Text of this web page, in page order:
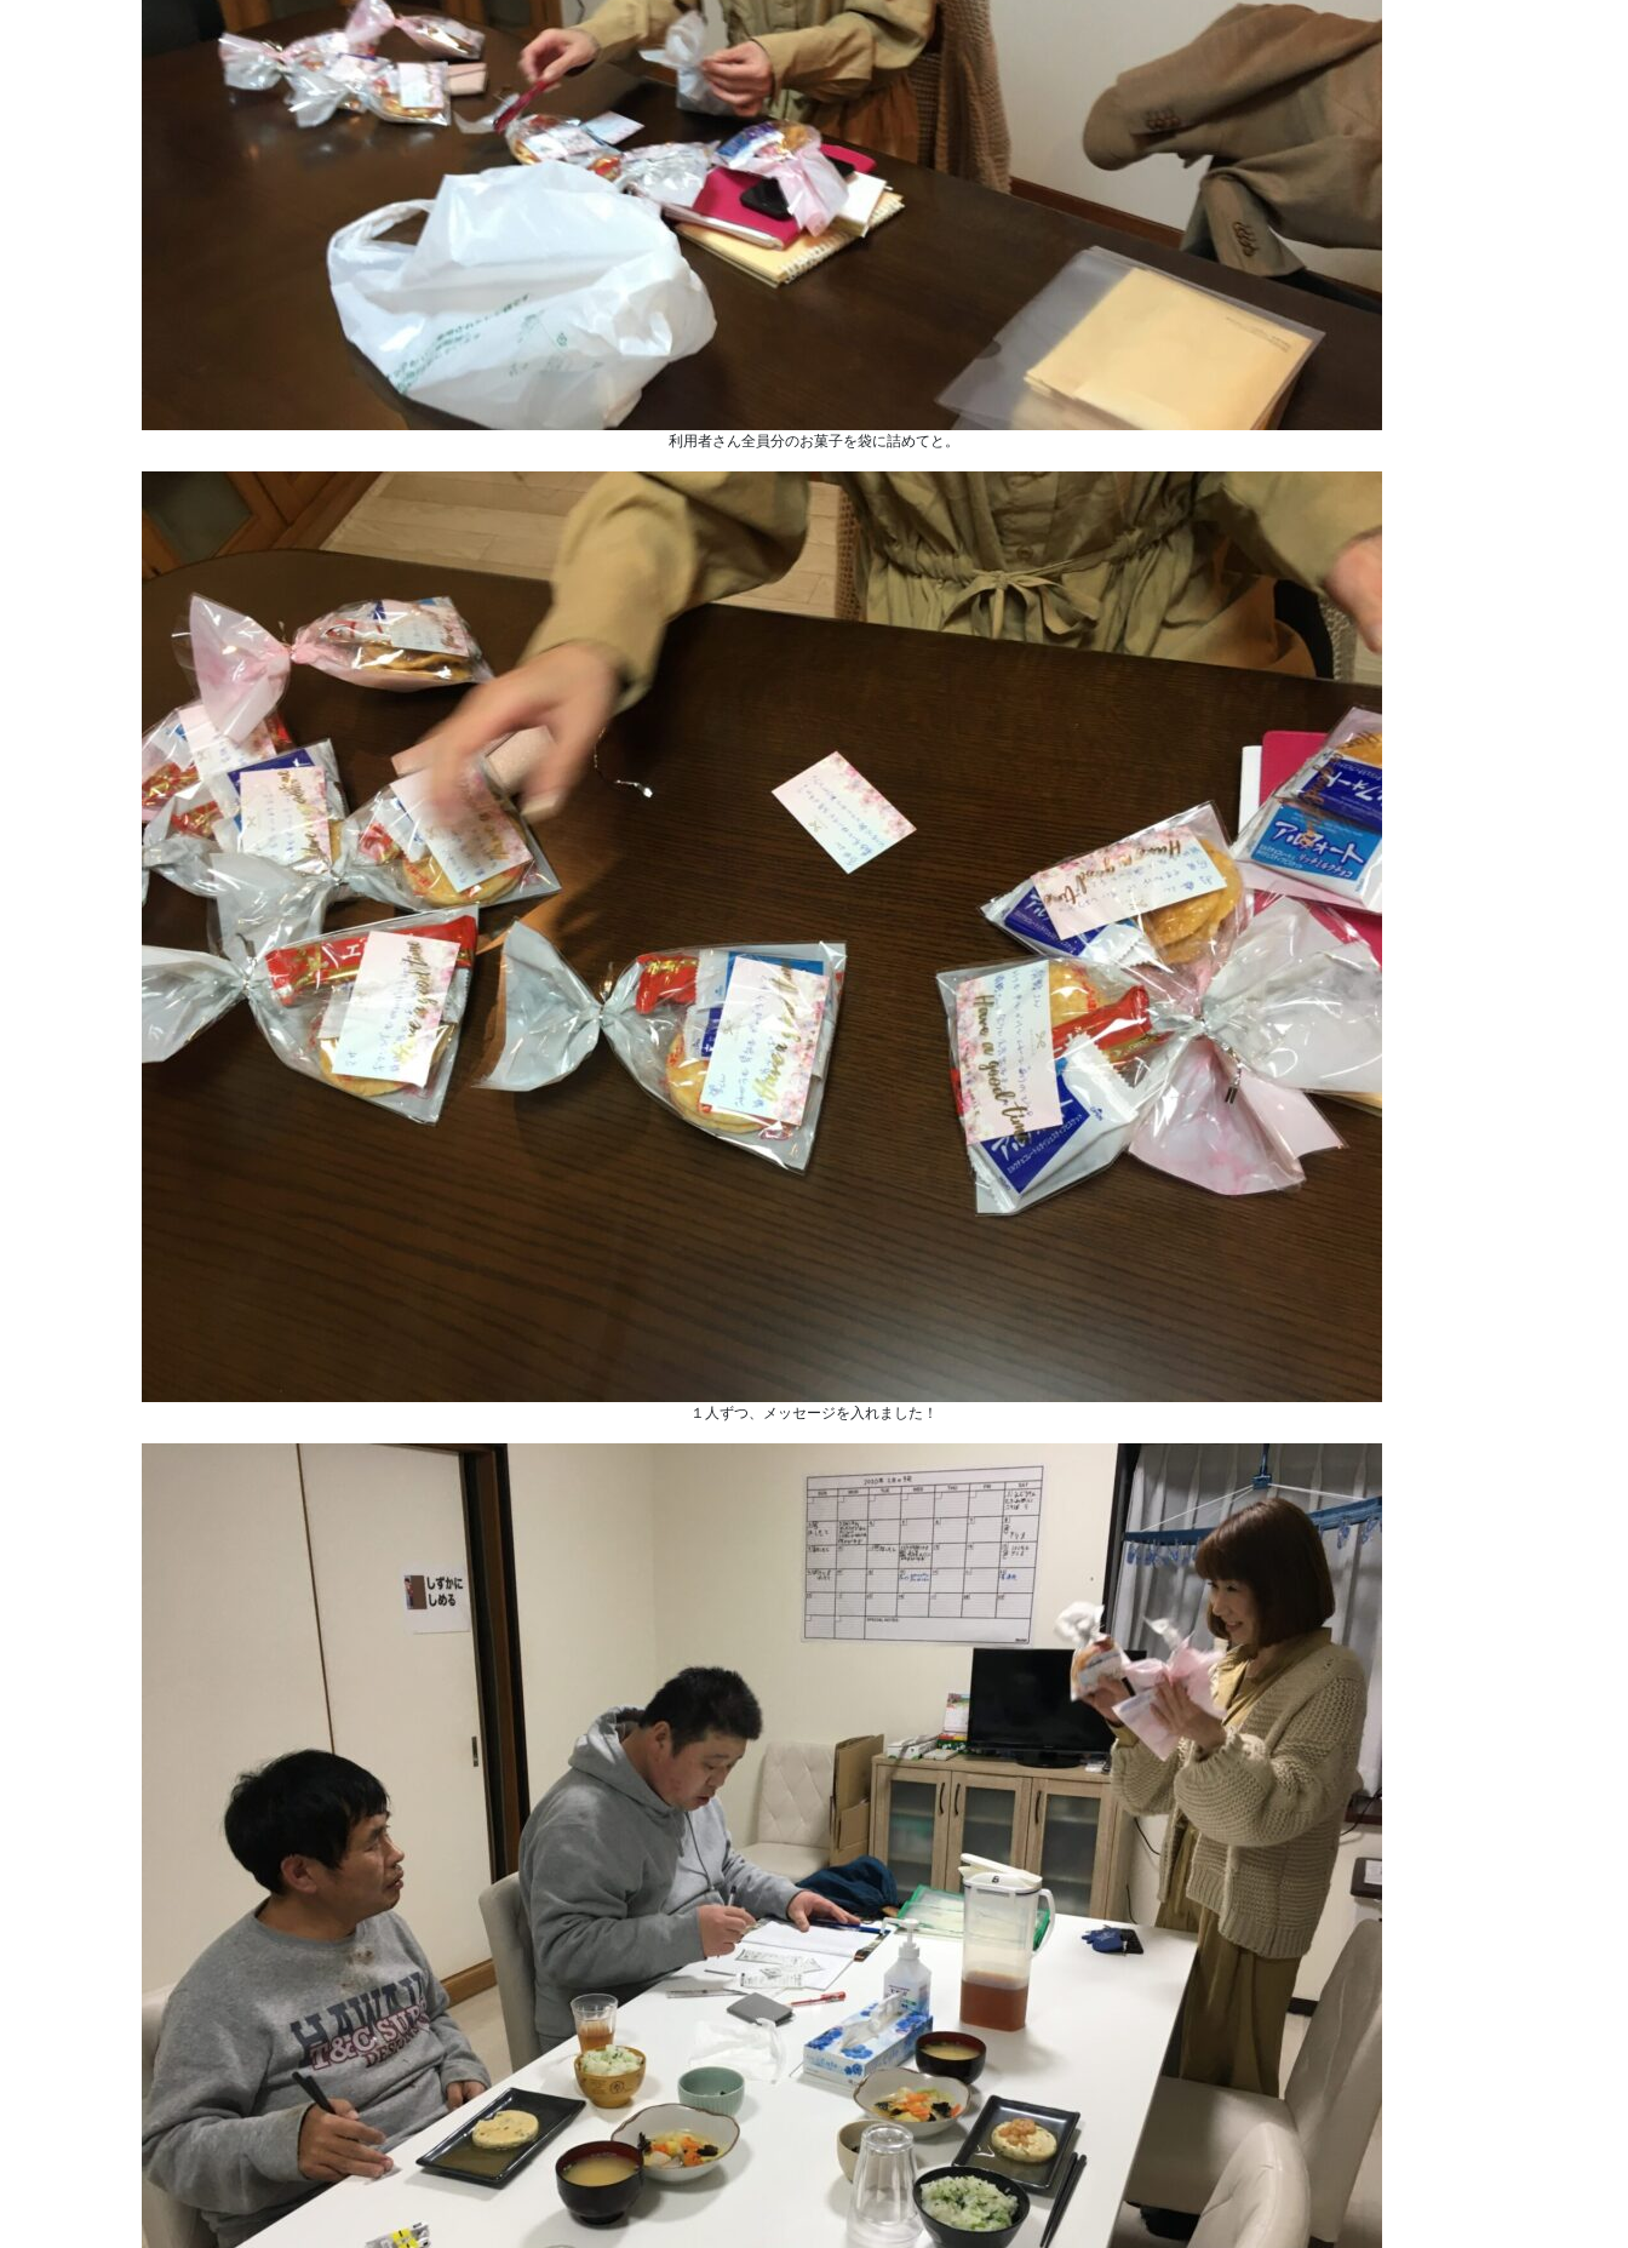
利用者さん全員分のお菓子を袋に詰めてと。
１人ずつ、メッセージを入れました！